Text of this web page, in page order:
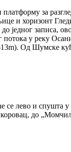
за
и хоризонт
једног записа,
у реку
Од Шумске
се лево и спушта
до